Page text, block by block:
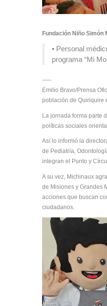
Fundación Niño Simón
• Personal
programa “Mi
—–
Emilio Bravo/Prensa
población de Quiriquire
La jornada forma parte
políticas sociales
Así lo informó la
de Pediatría,
integran el Punto y
A su vez, Michinaux
de Misiones y Grandes
acciones que buscan
ciudadanos.